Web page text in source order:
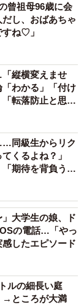
曾祖母96歳に会
し、おばあちゃ
ね♡」
縦横変えませ
わかる」「付け
転落防止と思っ
同級生からリク
てくるよね？」
期待を背負う場
」大学生の娘、ド
の電話…「やっ
したエピソード
ルの細長い庭
→ところが大満